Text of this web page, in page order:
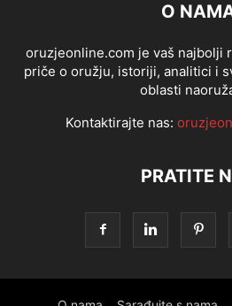
O
oruzjeonline.com je vaš najbolji
priče o oružju, istoriji, analitici i
oblasti
Kontaktirajte nas:
PRATITE